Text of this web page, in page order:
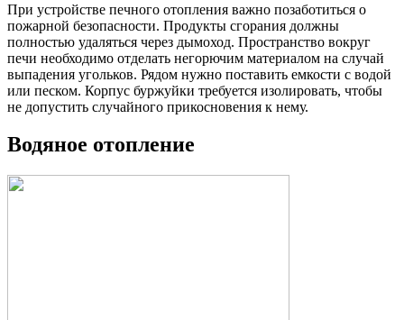
При устройстве печного отопления важно позаботиться о
пожарной безопасности. Продукты сгорания должны
полностью удаляться через дымоход. Пространство вокруг
печи необходимо отделать негорючим материалом на случай
выпадения угольков. Рядом нужно поставить емкости с водой
или песком. Корпус буржуйки требуется изолировать, чтобы
не допустить случайного прикосновения к нему.
Водяное отопление